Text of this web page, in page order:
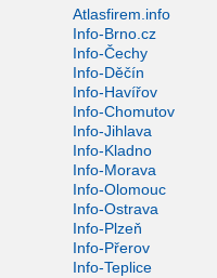
Atlasfirem.info
Info-Brno.cz
Info-Čechy
Info-Děčín
Info-Havířov
Info-Chomutov
Info-Jihlava
Info-Kladno
Info-Morava
Info-Olomouc
Info-Ostrava
Info-Plzeň
Info-Přerov
Info-Teplice